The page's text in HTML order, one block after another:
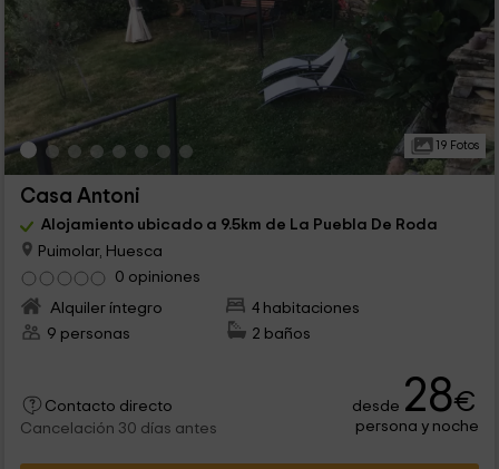
19 Fotos
Casa Antoni
Alojamiento ubicado a 9.5km de La Puebla De Roda
Puimolar, Huesca
0 opiniones
Alquiler íntegro
4 habitaciones
9 personas
2 baños
Contacto directo
Cancelación 30 días antes
desde 28€
persona y noche